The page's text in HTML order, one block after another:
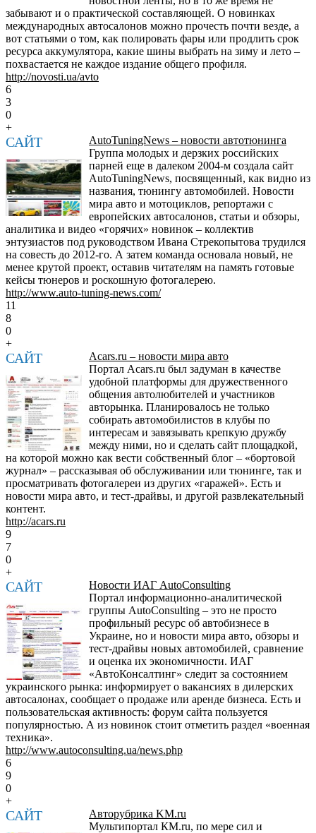
забывают и о практической составляющей. О новинках
международных автосалонов можно прочесть почти везде, а
вот статьями о том, как полировать фары или продлить срок
ресурса аккумулятора, какие шины выбрать на зиму и лето –
похвастается не каждое издание общего профиля.
http://novosti.ua/avto
6
3
0
+
САЙТ
AutoTuningNews – новости автотюнинга
Группа молодых и дерзких российских
парней еще в далеком 2004-м создала сайт
AutoTuningNews, посвященный, как видно из
названия, тюнингу автомобилей. Новости
мира авто и мотоциклов, репортажи с
европейских автосалонов, статьи и обзоры,
аналитика и видео «горячих» новинок – коллектив
энтузиастов под руководством Ивана Стрекопытова трудился
на совесть до 2012-го. А затем команда основала новый, не
менее крутой проект, оставив читателям на память готовые
кейсы тюнеров и роскошную фотогалерею.
http://www.auto-tuning-news.com/
11
8
0
+
САЙТ
Acars.ru – новости мира авто
Портал Acars.ru был задуман в качестве
удобной платформы для дружественного
общения автолюбителей и участников
авторынка. Планировалось не только
собирать автомобилистов в клубы по
интересам и завязывать крепкую дружбу
между ними, но и сделать сайт площадкой,
на которой можно как вести собственный блог – «бортовой
журнал» – рассказывая об обслуживании или тюнинге, так и
просматривать фотогалереи из других «гаражей». Есть и
новости мира авто, и тест-драйвы, и другой развлекательный
контент.
http://acars.ru
9
7
0
+
САЙТ
Новости ИАГ AutoConsulting
Портал информационно-аналитической
группы AutoConsulting – это не просто
профильный ресурс об автобизнесе в
Украине, но и новости мира авто, обзоры и
тест-драйвы новых автомобилей, сравнение
и оценка их экономичности. ИАГ
«АвтоКонсалтинг» следит за состоянием
украинского рынка: информирует о вакансиях в дилерских
автосалонах, сообщает о продаже или аренде бизнеса. Есть и
пользовательская активность: форум сайта пользуется
популярностью. А из новинок стоит отметить раздел «военная
техника».
http://www.autoconsulting.ua/news.php
6
9
0
+
САЙТ
Авторубрика KM.ru
Мультипортал КМ.ru, по мере сил и